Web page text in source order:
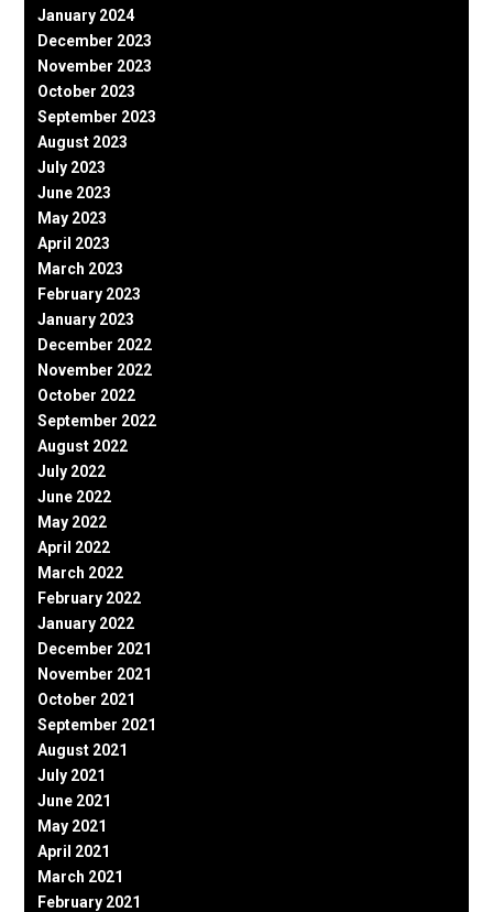
January 2024
December 2023
November 2023
October 2023
September 2023
August 2023
July 2023
June 2023
May 2023
April 2023
March 2023
February 2023
January 2023
December 2022
November 2022
October 2022
September 2022
August 2022
July 2022
June 2022
May 2022
April 2022
March 2022
February 2022
January 2022
December 2021
November 2021
October 2021
September 2021
August 2021
July 2021
June 2021
May 2021
April 2021
March 2021
February 2021